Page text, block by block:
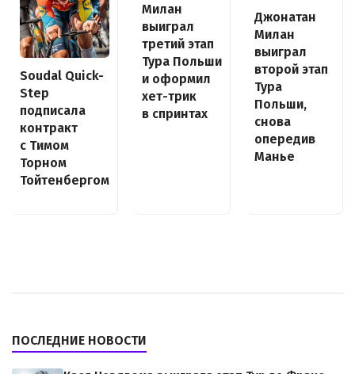
Soudal Quick-
Step
подписала
контракт
с Тимом
Торном
Тойтенбергом
Милан
выиграл
третий этап
Тура Польши
и оформил
хет-трик
в спринтах
Джонатан
Милан
выиграл
второй этап
Тура
Польши,
снова
опередив
Манье
ПОСЛЕДНИЕ НОВОСТИ